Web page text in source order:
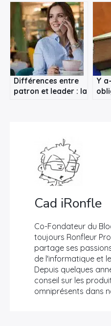
gestion des
signatures emails ?
Différences entre
patron et leader : la
Y
Cad iRonfle
Co-Fondateur du
toujours Ronfleur
partage ses
de l'informatique et
Depuis quelques
conseil sur les
omniprésents dans